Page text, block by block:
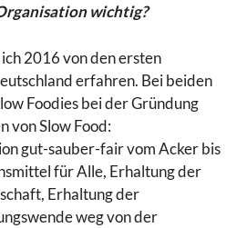
wichtig?
2016 von den ersten
erfahren. Bei beiden
Foodies bei der Gründung
von Slow Food:
gut-sauber-fair vom Acker bis
für Alle, Erhaltung der
Erhaltung der
weg von der